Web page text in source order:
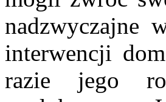
nadzwyczajne
interwencji
razie jego